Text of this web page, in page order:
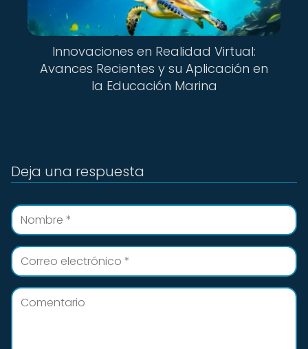
Innovaciones en Realidad Virtual:
Avances Recientes y su Aplicación en
la Educación Marina
Deja una respuesta